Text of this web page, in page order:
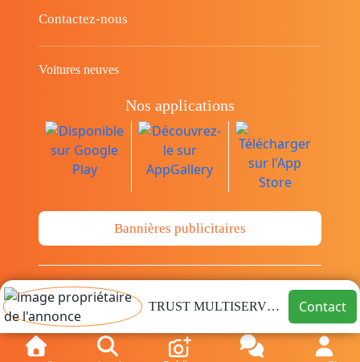
TRUST MULTISERVICES ARIANA Contact
Contactez-nous
Voitures neuves
Nos applications
Bannières publicitaires
© Copyright 2014-2026 Cava.tn Limited Tous
les droits sont réservés.